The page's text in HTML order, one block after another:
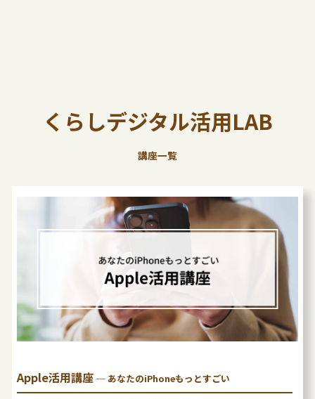
くらしデジタル活用LAB
講座一覧
Apple活用講座─ あなたのiPhoneもっとすごい